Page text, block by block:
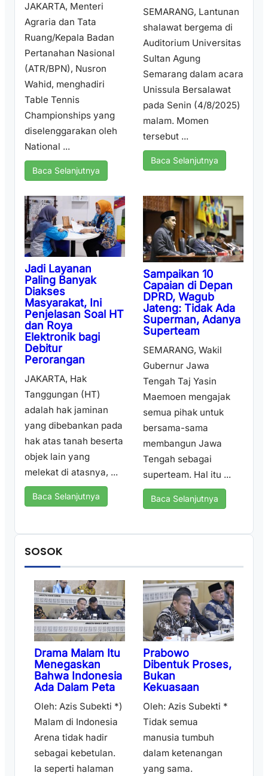
JAKARTA, Menteri
Agraria dan Tata
Ruang/Kepala Badan
Pertanahan Nasional
(ATR/BPN), Nusron
Wahid, menghadiri
Table Tennis
Championships yang
diselenggarakan oleh
National ...
Baca Selanjutnya
SEMARANG, Lantunan
shalawat bergema di
Auditorium Universitas
Sultan Agung
Semarang dalam acara
Unissula Bersalawat
pada Senin (4/8/2025)
malam. Momen
tersebut ...
Baca Selanjutnya
Jadi Layanan
Paling Banyak
Diakses
Masyarakat, Ini
Penjelasan Soal HT
dan Roya
Elektronik bagi
Debitur
Perorangan
JAKARTA, Hak
Tanggungan (HT)
adalah hak jaminan
yang dibebankan pada
hak atas tanah beserta
objek lain yang
melekat di atasnya, ...
Baca Selanjutnya
Sampaikan 10
Capaian di Depan
DPRD, Wagub
Jateng: Tidak Ada
Superman, Adanya
Superteam
SEMARANG, Wakil
Gubernur Jawa
Tengah Taj Yasin
Maemoen mengajak
semua pihak untuk
bersama-sama
membangun Jawa
Tengah sebagai
superteam. Hal itu ...
Baca Selanjutnya
SOSOK
Drama Malam Itu
Menegaskan
Bahwa Indonesia
Ada Dalam Peta
Oleh: Azis Subekti *)
Malam di Indonesia
Arena tidak hadir
sebagai kebetulan.
Ia seperti halaman
Prabowo
Dibentuk Proses,
Bukan
Kekuasaan
Oleh: Azis Subekti *
Tidak semua
manusia tumbuh
dalam ketenangan
yang sama.